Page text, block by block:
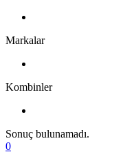
Markalar
Kombinler
Sonuç bulunamadı.
0